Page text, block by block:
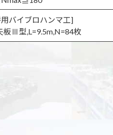
バイブロハンマ工]
Ⅲ型,L=9.5m,N=84枚